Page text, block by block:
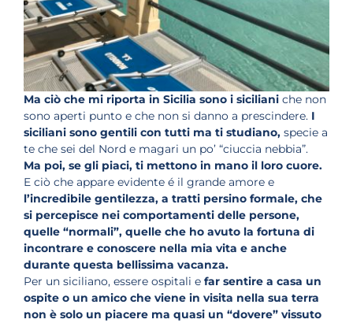
Ma ciò che mi riporta in Sicilia sono i siciliani che non
sono aperti punto e che non si danno a prescindere. I
siciliani sono gentili con tutti ma ti studiano, specie a
te che sei del Nord e magari un po’ “ciuccia nebbia”.
Ma poi, se gli piaci, ti mettono in mano il loro cuore.
E ciò che appare evidente é il grande amore e
l’incredibile gentilezza, a tratti persino formale, che
si percepisce nei comportamenti delle persone,
quelle “normali”, quelle che ho avuto la fortuna di
incontrare e conoscere nella mia vita e anche
durante questa bellissima vacanza.
Per un siciliano, essere ospitali e far sentire a casa un
ospite o un amico che viene in visita nella sua terra
non è solo un piacere ma quasi un “dovere” vissuto